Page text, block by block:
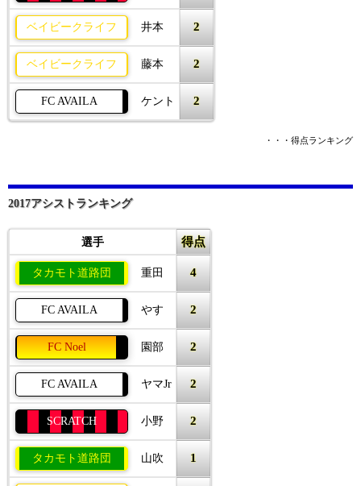
ベイビークライフ 井本 2
ベイビークライフ 藤本 2
FC AVAILA ケント 2
・・・得点ランキング
2017アシストランキング
選手 得点
タカモト道路団 重田 4
FC AVAILA やす 2
FC Noel 園部 2
FC AVAILA ヤマJr 2
SCRATCH 小野 2
タカモト道路団 山吹 1